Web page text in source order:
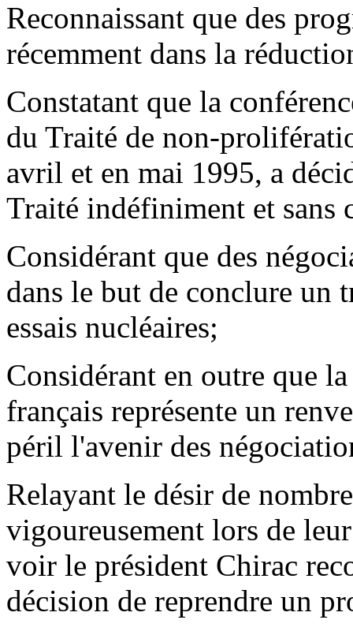
Reconnaissant que des
récemment dans la
Constatant que la
du Traité de non-
avril et en mai 1995, a
Traité indéfiniment et sans
Considérant que des
dans le but de conclure un
essais nucléaires;
Considérant en outre que
français représente un
péril l'avenir des
Relayant le désir de
vigoureusement lors de
voir le président Chirac
décision de reprendre un